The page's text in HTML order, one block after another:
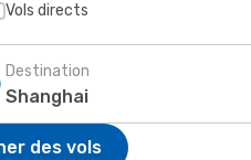
Vols directs
Destination
des vols